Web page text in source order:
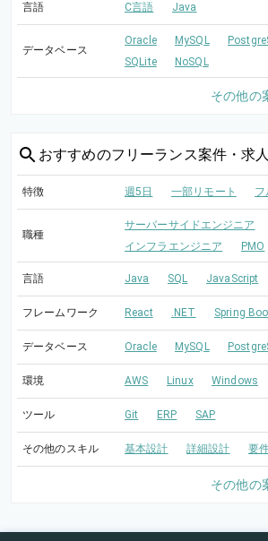
言語 C言語 Java
データベース
Oracle MySQL
SQLite
NoSQL
その他の
おすすめのフリーランス案件・求
特徴 週5日 一部リモート フ
職種
サーバーサイドエンジニア
インフラエンジニア
PMO
言語 Java SQL JavaScript
フレームワーク React .NET Spring
データベース Oracle MySQL
環境 AWS Linux Windows
ツール Git ERP SAP
その他のスキル 基本設計 詳細設計 要
その他の